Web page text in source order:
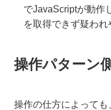
でJavaScriptが動作
を取得できず疑わ
操作パターン
操作の仕方によって